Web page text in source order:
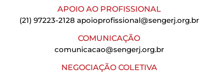
APOIO AO PROFISSIONAL
(21) 97223-2128 apoioprofissional@sengerj.org.br
COMUNICAÇÃO
comunicacao@sengerj.org.br
NEGOCIAÇÃO COLETIVA